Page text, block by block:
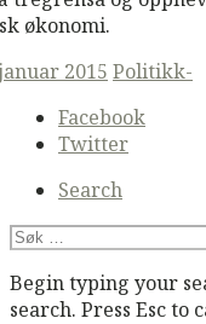
økonomi.
2015 Politikk-
Secondary
navigation
Facebook
Twitter
Search
Søk
Begin typing your
search. Press Esc to